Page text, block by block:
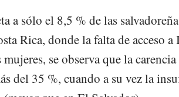
a sólo el 8,5 % de las
Rica, donde la falta de acceso a
se observa que la carencia
del 35 %, cuando a su vez la